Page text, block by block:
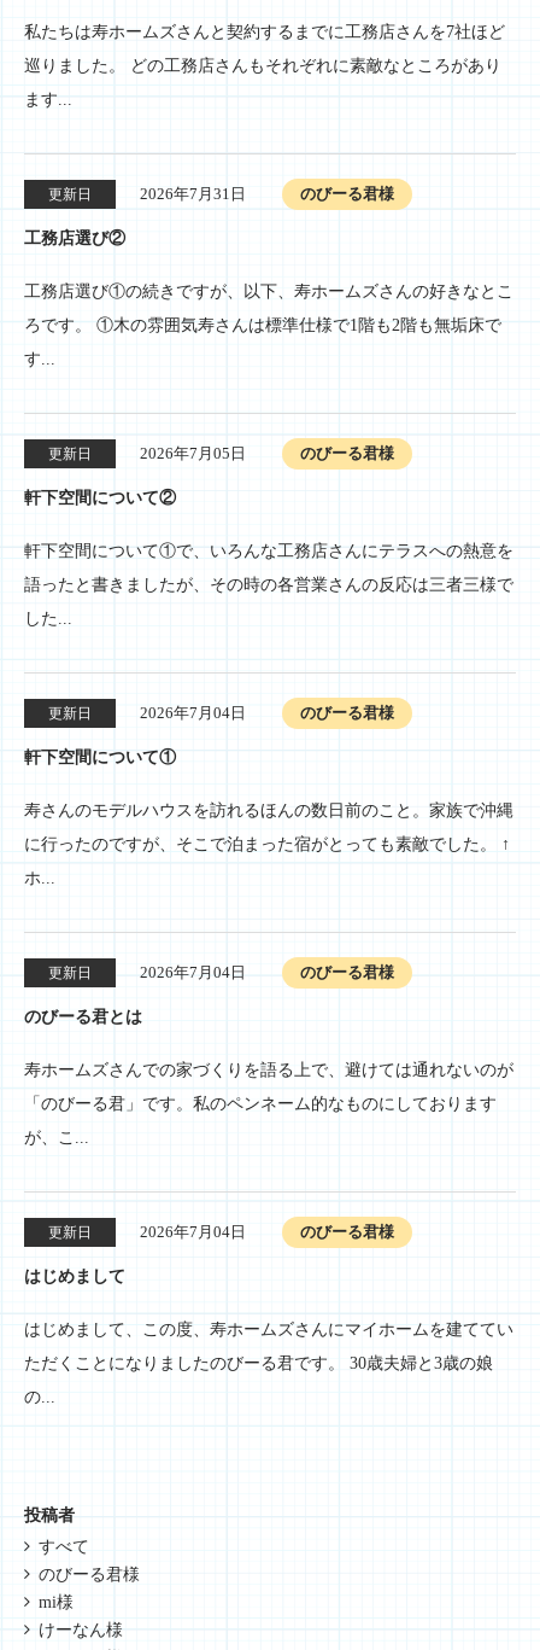
私たちは寿ホームズさんと契約するまでに工務店さんを7社ほど
巡りました。 どの工務店さんもそれぞれに素敵なところがあり
ます...
更新日 2026年7月31日 のびーる君様
工務店選び②
工務店選び①の続きですが、以下、寿ホームズさんの好きなとこ
ろです。 ①木の雰囲気寿さんは標準仕様で1階も2階も無垢床で
す...
更新日 2026年7月05日 のびーる君様
軒下空間について②
軒下空間について①で、いろんな工務店さんにテラスへの熱意を
語ったと書きましたが、その時の各営業さんの反応は三者三様で
した...
更新日 2026年7月04日 のびーる君様
軒下空間について①
寿さんのモデルハウスを訪れるほんの数日前のこと。家族で沖縄
に行ったのですが、そこで泊まった宿がとっても素敵でした。 ↑
ホ...
更新日 2026年7月04日 のびーる君様
のびーる君とは
寿ホームズさんでの家づくりを語る上で、避けては通れないのが
「のびーる君」です。私のペンネーム的なものにしております
が、こ...
更新日 2026年7月04日 のびーる君様
はじめまして
はじめまして、この度、寿ホームズさんにマイホームを建ててい
ただくことになりましたのびーる君です。 30歳夫婦と3歳の娘
の...
投稿者
すべて
のびーる君様
mi様
けーなん様